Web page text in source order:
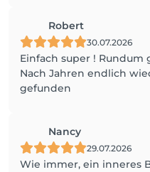
Robert
30.07.2026
Einfach super ! Rundum
Nach Jahren endlich
gefunden
Nancy
29.07.2026
Wie immer, ein inneres